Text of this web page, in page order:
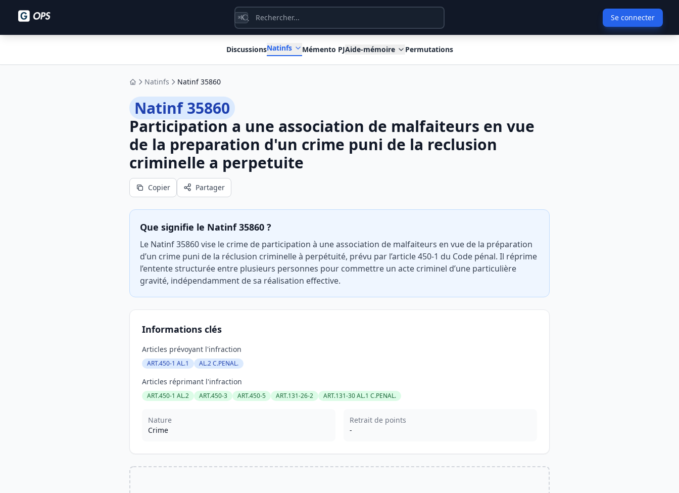
⌘K Se connecter
DiscussionsNatinfs Mémento PJAide-mémoire Permutations
AccueilNatinfs Natinf 35860
Natinf 35860
Participation a une association de malfaiteurs en vue
de la preparation d'un crime puni de la reclusion
criminelle a perpetuite
Copier Partager
Que signifie le Natinf 35860 ?
Le Natinf 35860 vise le crime de participation à une association de malfaiteurs en vue de la préparation
d’un crime puni de la réclusion criminelle à perpétuité, prévu par l’article 450-1 du Code pénal. Il réprime
l’entente structurée entre plusieurs personnes pour commettre un acte criminel d’une particulière
gravité, indépendamment de sa réalisation effective.
Informations clés
Articles prévoyant l'infraction
ART.450-1 AL.1 AL.2 C.PENAL.
Articles réprimant l'infraction
ART.450-1 AL.2 ART.450-3 ART.450-5 ART.131-26-2 ART.131-30 AL.1 C.PENAL.
Nature
Crime
Retrait de points
-